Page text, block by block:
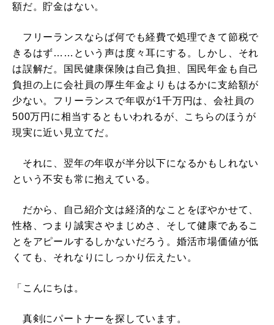
額だ。貯金はない。
フリーランスならば何でも経費で処理できて節税で
きるはず……という声は度々耳にする。しかし、それ
は誤解だ。国民健康保険は自己負担、国民年金も自己
負担の上に会社員の厚生年金よりもはるかに支給額が
少ない。フリーランスで年収が1千万円は、会社員の
500万円に相当するともいわれるが、こちらのほうが
現実に近い見立てだ。
それに、翌年の年収が半分以下になるかもしれない
という不安も常に抱えている。
だから、自己紹介文は経済的なことをぼやかせて、
性格、つまり誠実さやまじめさ、そして健康であるこ
とをアピールするしかないだろう。婚活市場価値が低
くても、それなりにしっかり伝えたい。
「こんにちは。
真剣にパートナーを探しています。